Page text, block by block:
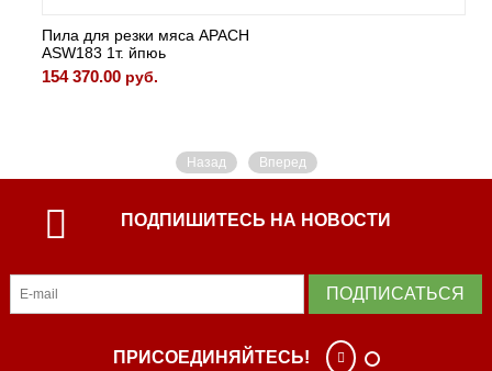
Пила для резки мяса APACH
ASW183 1т. йпюь
154 370.00 руб.
Назад Вперед
ПОДПИШИТЕСЬ НА НОВОСТИ
ПОДПИСАТЬСЯ
ПРИСОЕДИНЯЙТЕСЬ!